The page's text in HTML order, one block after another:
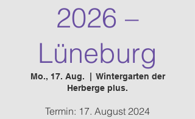
2026 –
Lüneburg
Mo., 17. Aug.
  |
Wintergarten der
Herberge plus.
Termin: 17. August 2024